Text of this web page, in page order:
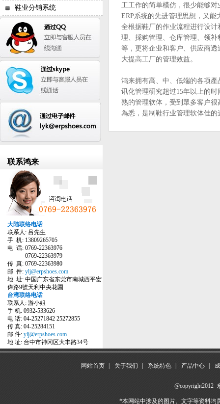
鞋业分销系统
联系鸿来
大陆联络电话
联系人: 吕先生
手 机: 13809265705
电 话: 0769-22363976
0769-22363979
传 真: 0769-22363980
邮 件: ylj@erpshoes.com
地 址: 中国广东省东莞市南城西平宏
偉路9號天利中央花園
台湾联络电话
联系人: 游小姐
手 机: 0932-533626
电 话: 04-25271842 25272855
传 真: 04-25284151
邮 件: ylj@erpshoes.com
地 址: 台中市神冈区大丰路34号
工工作的简单模仿，很少能够
ERP系统的先进管理思想，又
全根据鞋厂的作业流程进行设
理、採购管理、仓库管理、领
等，更将企业和客户、供应商
大提高工厂的管理效益。
鸿来拥有高、中、低端的各项
讯化管理研究超过15年以上的
熟的管理软体，受到眾多客户
為悉，是制鞋行业管理软体佳的
网站首页 关于我们 系统特色 产品中心
@copyright2012
*本网站中涉及的图片、文字等资料均